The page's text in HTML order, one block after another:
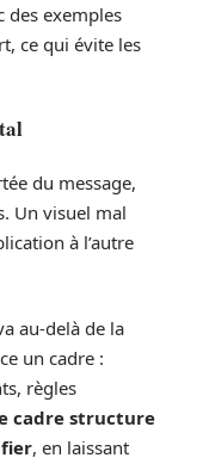
des exemples
ce qui évite les
du message,
Un visuel mal
à l’autre
au-delà de la
un cadre :
règles
cadre structure
, en laissant